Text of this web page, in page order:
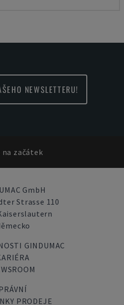
NEWSLETTERU!
začátek
GmbH
Strasse 110
GINDUMAC
PRODEJE